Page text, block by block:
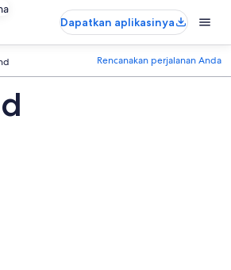
Dapatkan aplikasinya
Rencanakan perjalanan Anda